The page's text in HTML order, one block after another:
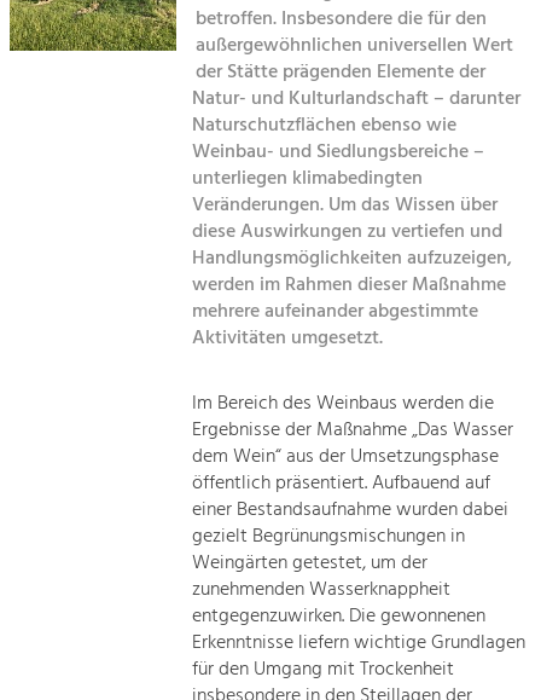
Landscape.
Offer Development and Positioning
Art & Culture
Crafts, Science and Research.
Social Affairs, Education
Equality, Youth and Integration.
Mobility & Energy
Climate Change, Public Transport and
Increase in Regional Value Added.
betroffen. Insbesondere die für den
außergewöhnlichen universellen Wert
der Stätte prägenden Elemente der
Natur- und Kulturlandschaft – darunter
Naturschutzflächen ebenso wie
Weinbau- und Siedlungsbereiche –
unterliegen klimabedingten
Veränderungen. Um das Wissen über
diese Auswirkungen zu vertiefen und
Handlungsmöglichkeiten aufzuzeigen,
werden im Rahmen dieser Maßnahme
mehrere aufeinander abgestimmte
Aktivitäten umgesetzt.
Im Bereich des Weinbaus werden die
Ergebnisse der Maßnahme „Das Wasser
dem Wein“ aus der Umsetzungsphase
öffentlich präsentiert. Aufbauend auf
einer Bestandsaufnahme wurden dabei
gezielt Begrünungsmischungen in
Weingärten getestet, um der
zunehmenden Wasserknappheit
entgegenzuwirken. Die gewonnenen
Erkenntnisse liefern wichtige Grundlagen
für den Umgang mit Trockenheit